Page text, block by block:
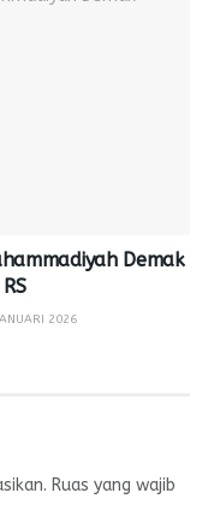
Demak
2026
Ruas yang wajib